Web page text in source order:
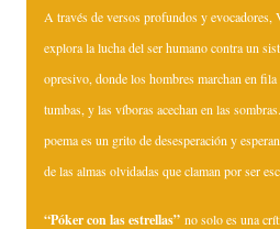
A través de versos profundos y evocadores,
explora la lucha del ser humano contra un
opresivo, donde los hombres marchan en fila
tumbas, y las víboras acechan en las
poema es un grito de desesperación y
de las almas olvidadas que claman por ser
“Póker con las estrellas” no solo es una